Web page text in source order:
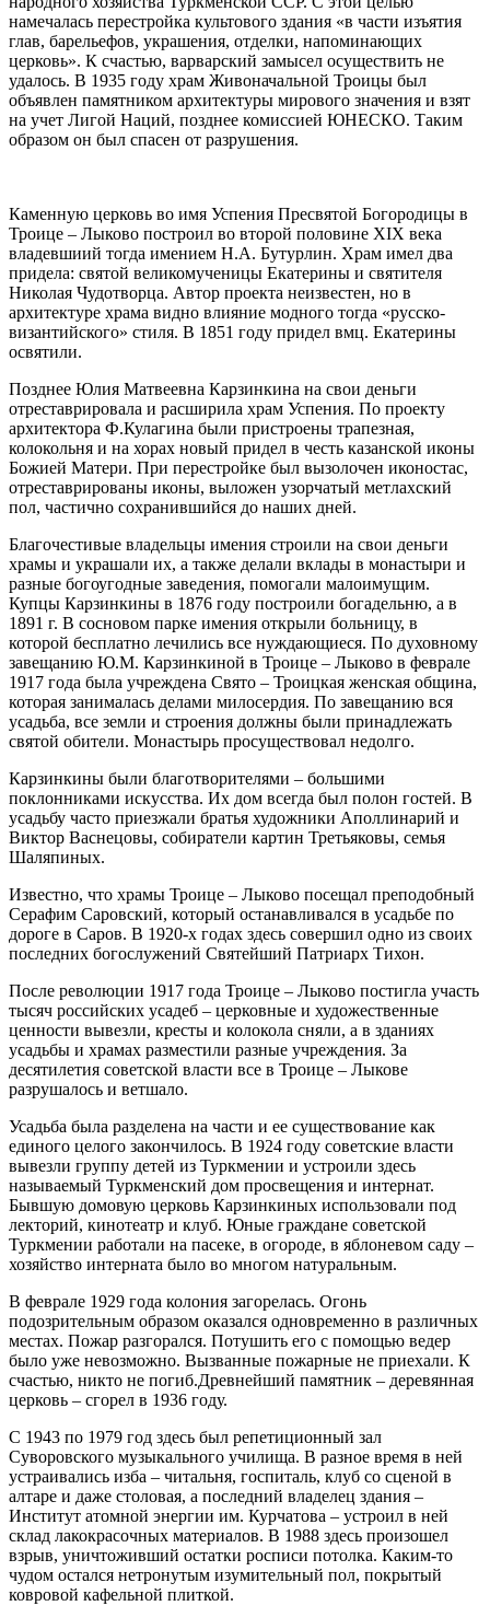
намечалась перестройка культового здания «в части изъятия
глав, барельефов, украшения, отделки, напоминающих
церковь». К счастью, варварский замысел осуществить не
удалось. В 1935 году храм Живоначальной Троицы был
объявлен памятником архитектуры мирового значения и взят
на учет Лигой Наций, позднее комиссией ЮНЕСКО. Таким
образом он был спасен от разрушения.
Каменную церковь во имя Успения Пресвятой Богородицы в
Троице – Лыково построил во второй половине XIX века
владевшиий тогда имением Н.А. Бутурлин. Храм имел два
придела: святой великомученицы Екатерины и святителя
Николая Чудотворца. Автор проекта неизвестен, но в
архитектуре храма видно влияние модного тогда «русско-
византийского» стиля. В 1851 году придел вмц. Екатерины
освятили.
Позднее Юлия Матвеевна Карзинкина на свои деньги
отреставрировала и расширила храм Успения. По проекту
архитектора Ф.Кулагина были пристроены трапезная,
колокольня и на хорах новый придел в честь казанской иконы
Божией Матери. При перестройке был вызолочен иконостас,
отреставрированы иконы, выложен узорчатый метлахский
пол, частично сохранившийся до наших дней.
Благочестивые владельцы имения строили на свои деньги
храмы и украшали их, а также делали вклады в монастыри и
разные богоугодные заведения, помогали малоимущим.
Купцы Карзинкины в 1876 году построили богадельню, а в
1891 г. В сосновом парке имения открыли больницу, в
которой бесплатно лечились все нуждающиеся. По духовному
завещанию Ю.М. Карзинкиной в Троице – Лыково в феврале
1917 года была учреждена Свято – Троицкая женская община,
которая занималась делами милосердия. По завещанию вся
усадьба, все земли и строения должны были принадлежать
святой обители. Монастырь просуществовал недолго.
Карзинкины были благотворителями – большими
поклонниками искусства. Их дом всегда был полон гостей. В
усадьбу часто приезжали братья художники Аполлинарий и
Виктор Васнецовы, собиратели картин Третьяковы, семья
Шаляпиных.
Известно, что храмы Троице – Лыково посещал преподобный
Серафим Саровский, который останавливался в усадьбе по
дороге в Саров. В 1920-х годах здесь совершил одно из своих
последних богослужений Святейший Патриарх Тихон.
После революции 1917 года Троице – Лыково постигла участь
тысяч российских усадеб – церковные и художественные
ценности вывезли, кресты и колокола сняли, а в зданиях
усадьбы и храмах разместили разные учреждения. За
десятилетия советской власти все в Троице – Лыкове
разрушалось и ветшало.
Усадьба была разделена на части и ее существование как
единого целого закончилось. В 1924 году советские власти
вывезли группу детей из Туркмении и устроили здесь
называемый Туркменский дом просвещения и интернат.
Бывшую домовую церковь Карзинкиных использовали под
лекторий, кинотеатр и клуб. Юные граждане советской
Туркмении работали на пасеке, в огороде, в яблоневом саду –
хозяйство интерната было во многом натуральным.
В феврале 1929 года колония загорелась. Огонь
подозрительным образом оказался одновременно в различных
местах. Пожар разгорался. Потушить его с помощью ведер
было уже невозможно. Вызванные пожарные не приехали. К
счастью, никто не погиб.Древнейший памятник – деревянная
церковь – сгорел в 1936 году.
С 1943 по 1979 год здесь был репетиционный зал
Суворовского музыкального училища. В разное время в ней
устраивались изба – читальня, госпиталь, клуб со сценой в
алтаре и даже столовая, а последний владелец здания –
Институт атомной энергии им. Курчатова – устроил в ней
склад лакокрасочных материалов. В 1988 здесь произошел
взрыв, уничтоживший остатки росписи потолка. Каким-то
чудом остался нетронутым изумительный пол, покрытый
ковровой кафельной плиткой.